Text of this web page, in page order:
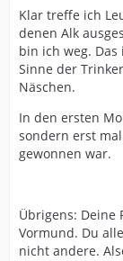
Klar treffe ich
denen Alk
bin ich weg.
Sinne der
Näschen.
In den ersten
sondern erst
gewonnen war.
Übrigens: Deine
Vormund. Du
nicht andere.